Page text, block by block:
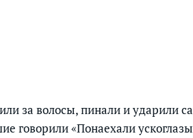
за волосы, пинали и ударили
говорили «Понаехали